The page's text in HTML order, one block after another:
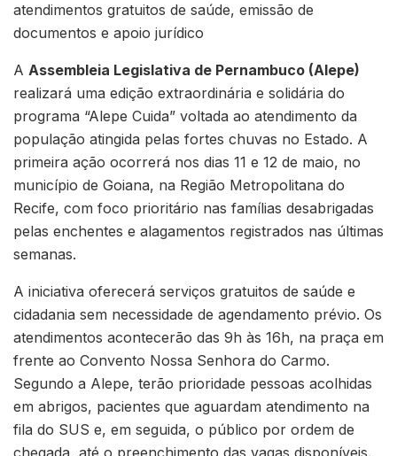
atendimentos gratuitos de saúde, emissão de
documentos e apoio jurídico
A Assembleia Legislativa de Pernambuco (Alepe)
realizará uma edição extraordinária e solidária do
programa “Alepe Cuida” voltada ao atendimento da
população atingida pelas fortes chuvas no Estado. A
primeira ação ocorrerá nos dias 11 e 12 de maio, no
município de Goiana, na Região Metropolitana do
Recife, com foco prioritário nas famílias desabrigadas
pelas enchentes e alagamentos registrados nas últimas
semanas.
A iniciativa oferecerá serviços gratuitos de saúde e
cidadania sem necessidade de agendamento prévio. Os
atendimentos acontecerão das 9h às 16h, na praça em
frente ao Convento Nossa Senhora do Carmo.
Segundo a Alepe, terão prioridade pessoas acolhidas
em abrigos, pacientes que aguardam atendimento na
fila do SUS e, em seguida, o público por ordem de